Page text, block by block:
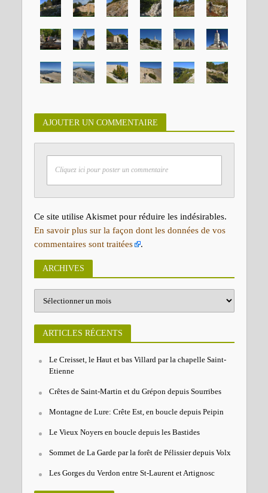
AJOUTER UN COMMENTAIRE
Cliquez ici pour poster un commentaire
Ce site utilise Akismet pour réduire les indésirables.
En savoir plus sur la façon dont les données de vos
commentaires sont traitées
.
ARCHIVES
ARTICLES RÉCENTS
Le Creisset, le Haut et bas Villard par la chapelle Saint-
Etienne
Crêtes de Saint-Martin et du Grépon depuis Sourribes
Montagne de Lure: Crête Est, en boucle depuis Peipin
Le Vieux Noyers en boucle depuis les Bastides
Sommet de La Garde par la forêt de Pélissier depuis Volx
Les Gorges du Verdon entre St-Laurent et Artignosc